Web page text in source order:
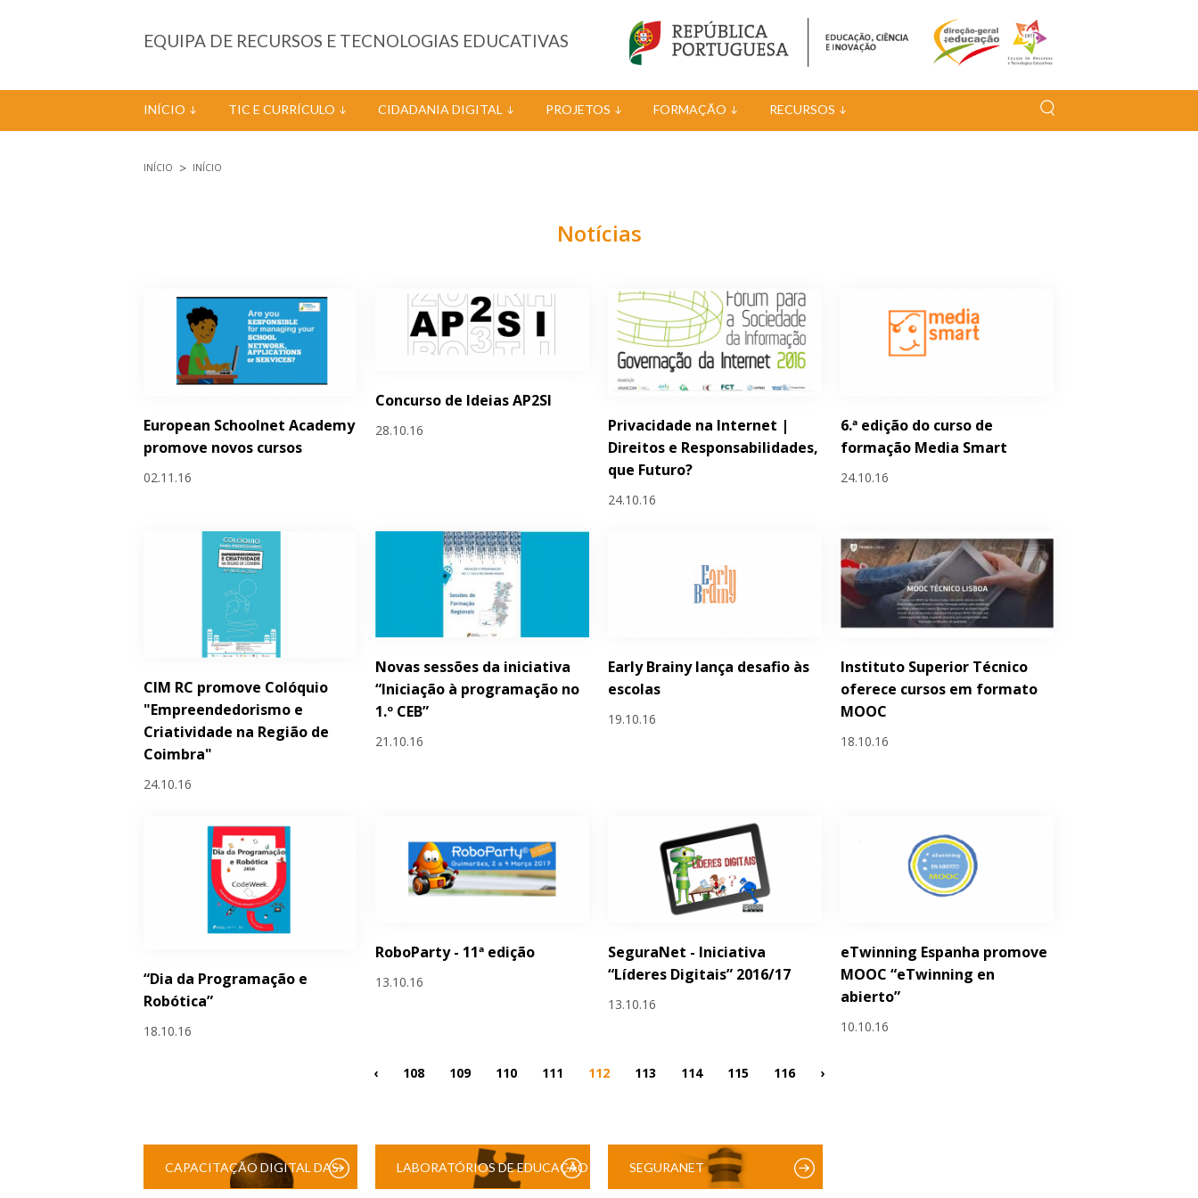
EQUIPA DE RECURSOS E TECNOLOGIAS EDUCATIVAS
INÍCIO TIC E CURRÍCULO CIDADANIA DIGITAL PROJETOS FORMAÇÃO RECURSOS
INÍCIO INÍCIO
Notícias
European Schoolnet Academy
promove novos cursos
02.11.16
Concurso de Ideias AP2SI
28.10.16
Privacidade na Internet |
Direitos e Responsabilidades,
que Futuro?
24.10.16
6.ª edição do curso de
formação Media Smart
24.10.16
CIM RC promove Colóquio
"Empreendedorismo e
Criatividade na Região de
Coimbra"
24.10.16
Novas sessões da iniciativa
“Iniciação à programação no
1.º CEB”
21.10.16
Early Brainy lança desafio às
escolas
19.10.16
Instituto Superior Técnico
oferece cursos em formato
MOOC
18.10.16
“Dia da Programação e
Robótica”
18.10.16
RoboParty - 11ª edição
13.10.16
SeguraNet - Iniciativa
“Líderes Digitais” 2016/17
13.10.16
eTwinning Espanha promove
MOOC “eTwinning en
abierto”
10.10.16
Páginas
‹ 108 109 110 111 112 113 114 115 116 ›
CAPACITAÇÃO DIGITAL DAS LABORATÓRIOS DE EDUCAÇÃO SEGURANET